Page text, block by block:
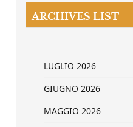
ARCHIVES LIST
LUGLIO 2026
GIUGNO 2026
MAGGIO 2026